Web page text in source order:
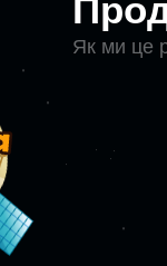
Як ми це